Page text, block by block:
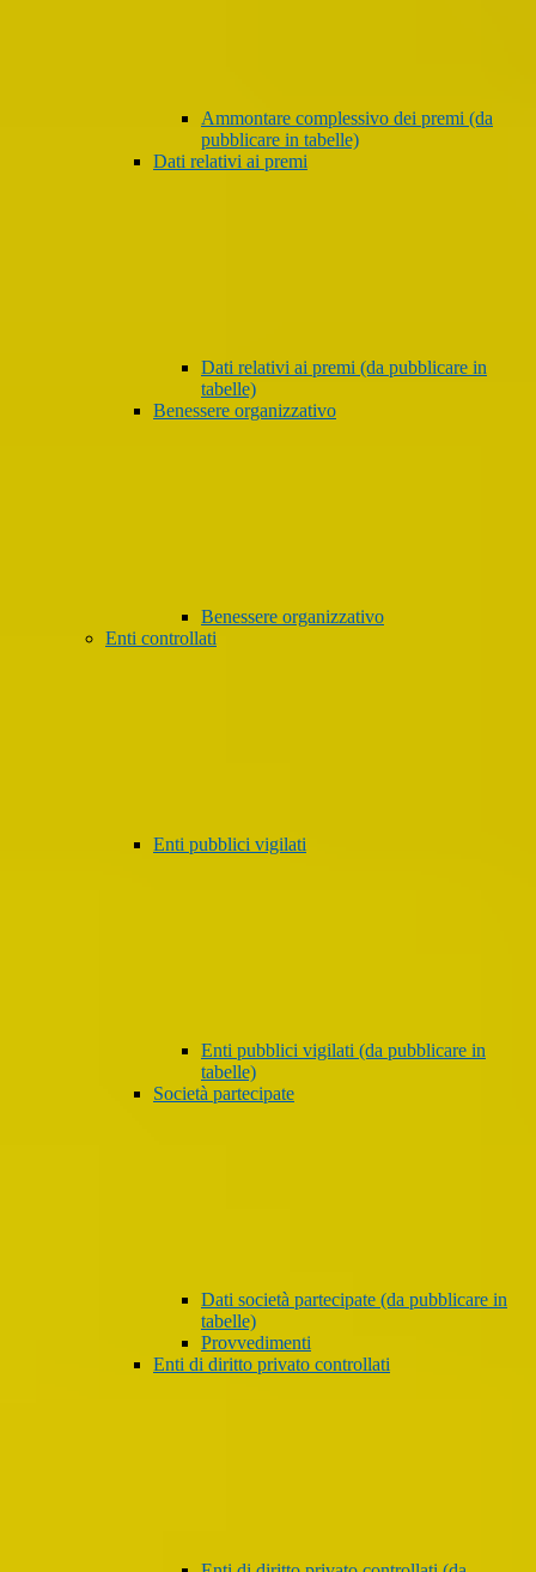
Ammontare complessivo dei premi (da
pubblicare in tabelle)
Dati relativi ai premi
Dati relativi ai premi (da pubblicare in
tabelle)
Benessere organizzativo
Benessere organizzativo
Enti controllati
Enti pubblici vigilati
Enti pubblici vigilati (da pubblicare in
tabelle)
Società partecipate
Dati società partecipate (da pubblicare in
tabelle)
Provvedimenti
Enti di diritto privato controllati